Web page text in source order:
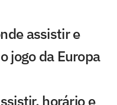
assistir e
jogo da Europa
horário e